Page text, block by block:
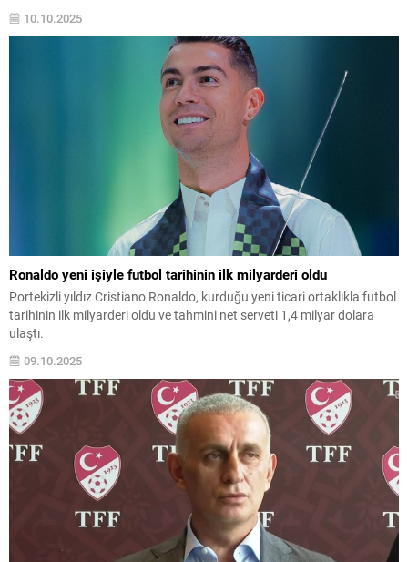
10.10.2025
Ronaldo yeni işiyle futbol tarihinin ilk milyarderi oldu
Portekizli yıldız Cristiano Ronaldo, kurduğu yeni ticari ortaklıkla futbol
tarihinin ilk milyarderi oldu ve tahmini net serveti 1,4 milyar dolara
ulaştı.
09.10.2025